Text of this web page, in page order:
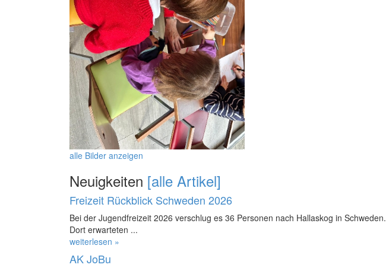
alle Bilder anzeigen
Neuigkeiten [alle Artikel]
Freizeit Rückblick Schweden 2026
Bei der Jugendfreizeit 2026 verschlug es 36 Personen nach Hallaskog in Schweden.
Dort erwarteten ...
weiterlesen »
AK JoBu